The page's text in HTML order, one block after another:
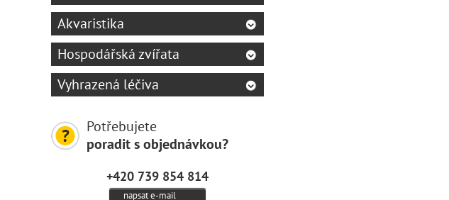
Akvaristika
Hospodářská zvířata
Vyhrazená léčiva
Potřebujete
poradit s objednávkou?
+420 739 854 814
napsat e-mail